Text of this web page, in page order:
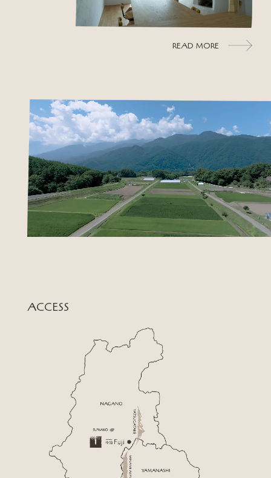
READ MORE
ACCESS